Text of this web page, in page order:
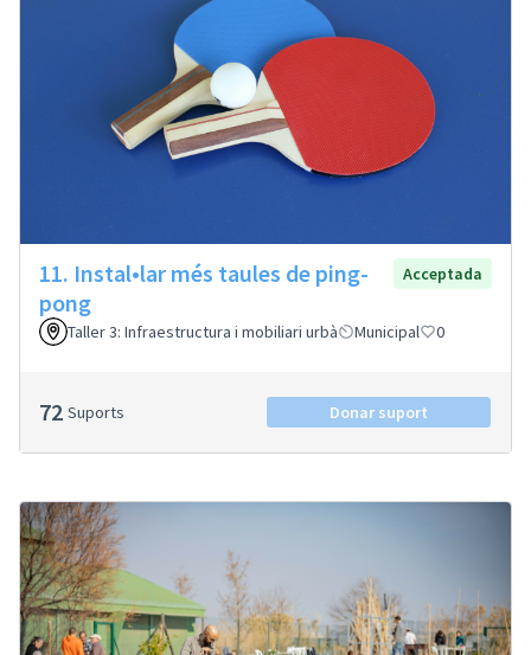
11. Instal•lar més taules de ping-
pong
Acceptada
Taller 3: Infraestructura i mobiliari urbà Municipal 0
72 Suports Donar suport